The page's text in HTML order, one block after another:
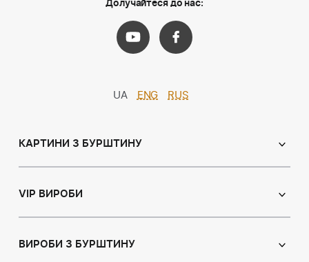
Долучайтеся до нас:
UA ENG RUS
КАРТИНИ З БУРШТИНУ
Іменні ікони
VIP ВИРОБИ
Ікони з пластин
ВИРОБИ З БУРШТИНУ